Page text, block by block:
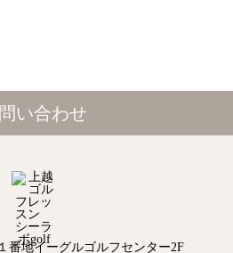
い合わせ
番地イーグルゴルフセンター2F